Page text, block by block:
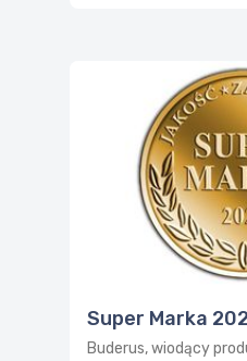
Super Marka
Buderus, wiodący